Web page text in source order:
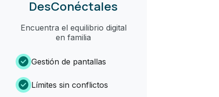
DesConéctales
Encuentra el equilibrio digital
en familia
check_circle Gestión de pantallas
check_circle Límites sin conflictos